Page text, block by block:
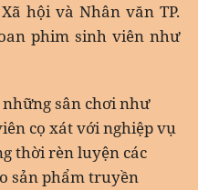
hội và Nhân văn TP.
phim sinh viên như
những sân chơi như
cọ xát với nghiệp vụ
thời rèn luyện các
sản phẩm truyền